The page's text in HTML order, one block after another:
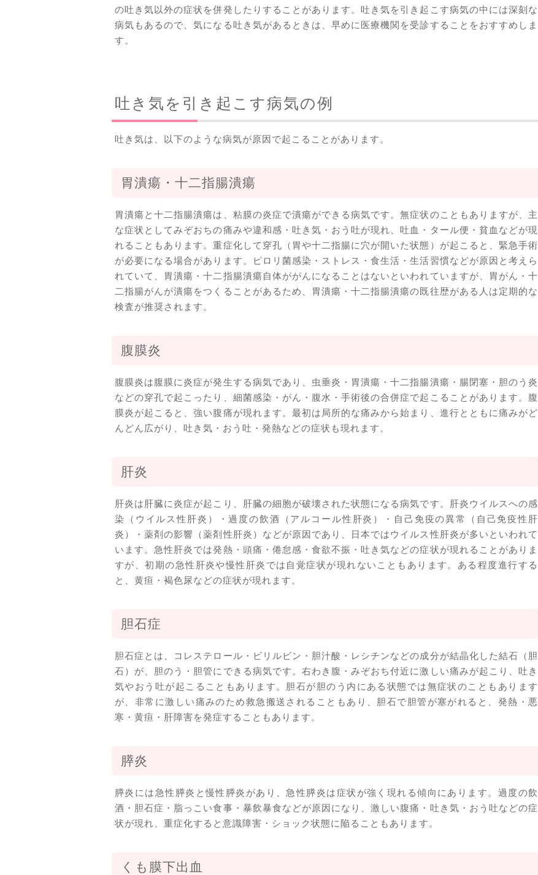
の吐き気以外の症状を併発したりすることがあります。吐き気を引き起こす病気の中には深刻な
病気もあるので、気になる吐き気があるときは、早めに医療機関を受診することをおすすめしま
す。
吐き気を引き起こす病気の例
吐き気は、以下のような病気が原因で起こることがあります。
胃潰瘍・十二指腸潰瘍
胃潰瘍と十二指腸潰瘍は、粘膜の炎症で潰瘍ができる病気です。無症状のこともありますが、主
な症状としてみぞおちの痛みや違和感・吐き気・おう吐が現れ、吐血・タール便・貧血などが現
れることもあります。重症化して穿孔（胃や十二指腸に穴が開いた状態）が起こると、緊急手術
が必要になる場合があります。ピロリ菌感染・ストレス・食生活・生活習慣などが原因と考えら
れていて、胃潰瘍・十二指腸潰瘍自体ががんになることはないといわれていますが、胃がん・十
二指腸がんが潰瘍をつくることがあるため、胃潰瘍・十二指腸潰瘍の既往歴がある人は定期的な
検査が推奨されます。
腹膜炎
腹膜炎は腹膜に炎症が発生する病気であり、虫垂炎・胃潰瘍・十二指腸潰瘍・腸閉塞・胆のう炎
などの穿孔で起こったり、細菌感染・がん・腹水・手術後の合併症で起こることがあります。腹
膜炎が起こると、強い腹痛が現れます。最初は局所的な痛みから始まり、進行とともに痛みがど
んどん広がり、吐き気・おう吐・発熱などの症状も現れます。
肝炎
肝炎は肝臓に炎症が起こり、肝臓の細胞が破壊された状態になる病気です。肝炎ウイルスへの感
染（ウイルス性肝炎）・過度の飲酒（アルコール性肝炎）・自己免疫の異常（自己免疫性肝
炎）・薬剤の影響（薬剤性肝炎）などが原因であり、日本ではウイルス性肝炎が多いといわれて
います。急性肝炎では発熱・頭痛・倦怠感・食欲不振・吐き気などの症状が現れることがありま
すが、初期の急性肝炎や慢性肝炎では自覚症状が現れないこともあります。ある程度進行する
と、黄疸・褐色尿などの症状が現れます。
胆石症
胆石症とは、コレステロール・ビリルビン・胆汁酸・レシチンなどの成分が結晶化した結石（胆
石）が、胆のう・胆管にできる病気です。右わき腹・みぞおち付近に激しい痛みが起こり、吐き
気やおう吐が起こることもあります。胆石が胆のう内にある状態では無症状のこともあります
が、非常に激しい痛みのため救急搬送されることもあり、胆石で胆管が塞がれると、発熱・悪
寒・黄疸・肝障害を発症することもあります。
膵炎
膵炎には急性膵炎と慢性膵炎があり、急性膵炎は症状が強く現れる傾向にあります。過度の飲
酒・胆石症・脂っこい食事・暴飲暴食などが原因になり、激しい腹痛・吐き気・おう吐などの症
状が現れ、重症化すると意識障害・ショック状態に陥ることもあります。
くも膜下出血